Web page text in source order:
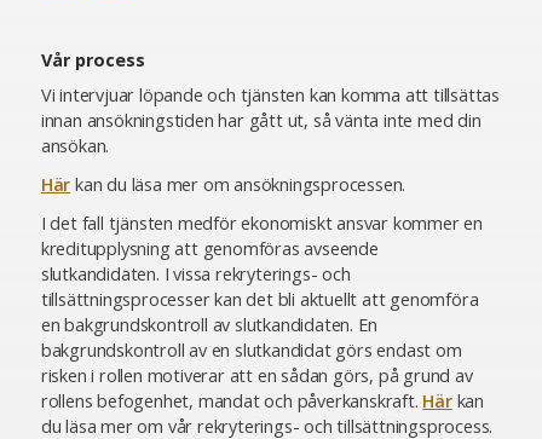
Vår process
Vi intervjuar löpande och tjänsten kan komma att tillsättas
innan ansökningstiden har gått ut, så vänta inte med din
ansökan.
Här kan du läsa mer om ansökningsprocessen.
I det fall tjänsten medför ekonomiskt ansvar kommer en
kreditupplysning att genomföras avseende
slutkandidaten. I vissa rekryterings- och
tillsättningsprocesser kan det bli aktuellt att genomföra
en bakgrundskontroll av slutkandidaten. En
bakgrundskontroll av en slutkandidat görs endast om
risken i rollen motiverar att en sådan görs, på grund av
rollens befogenhet, mandat och påverkanskraft. Härkan
du läsa mer om vår rekryterings- och tillsättningsprocess.